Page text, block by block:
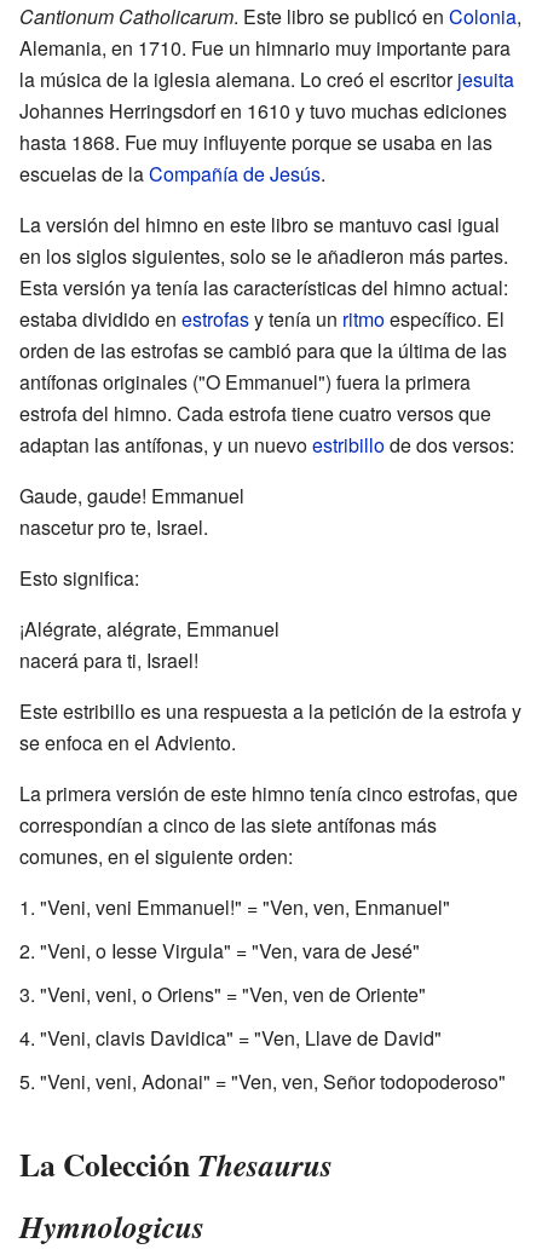
Cantionum Catholicarum. Este libro se publicó en Colonia,
Alemania, en 1710. Fue un himnario muy importante para
la música de la iglesia alemana. Lo creó el escritorjesuita
Johannes Herringsdorf en 1610 y tuvo muchas ediciones
hasta 1868. Fue muy influyente porque se usaba en las
escuelas de laCompañía de Jesús.
La versión del himno en este libro se mantuvo casi igual
en los siglos siguientes, solo se le añadieron más partes.
Esta versión ya tenía las características del himno actual:
estaba dividido en estrofasy tenía un ritmoespecífico. El
orden de las estrofas se cambió para que la última de las
antífonas originales ("O Emmanuel") fuera la primera
estrofa del himno. Cada estrofa tiene cuatro versos que
adaptan las antífonas, y un nuevoestribillode dos versos:
Gaude, gaude! Emmanuel
nascetur pro te, Israel.
Esto significa:
¡Alégrate, alégrate, Emmanuel
nacerá para ti, Israel!
Este estribillo es una respuesta a la petición de la estrofa y
se enfoca en el Adviento.
La primera versión de este himno tenía cinco estrofas, que
correspondían a cinco de las siete antífonas más
comunes, en el siguiente orden:
"Veni, veni Emmanuel!" = "Ven, ven, Enmanuel"
"Veni, o Iesse Virgula" = "Ven, vara de Jesé"
"Veni, veni, o Oriens" = "Ven, ven de Oriente"
"Veni, clavis Davidica" = "Ven, Llave de David"
"Veni, veni, Adonai" = "Ven, ven, Señor todopoderoso"
La ColecciónThesaurus
Hymnologicus